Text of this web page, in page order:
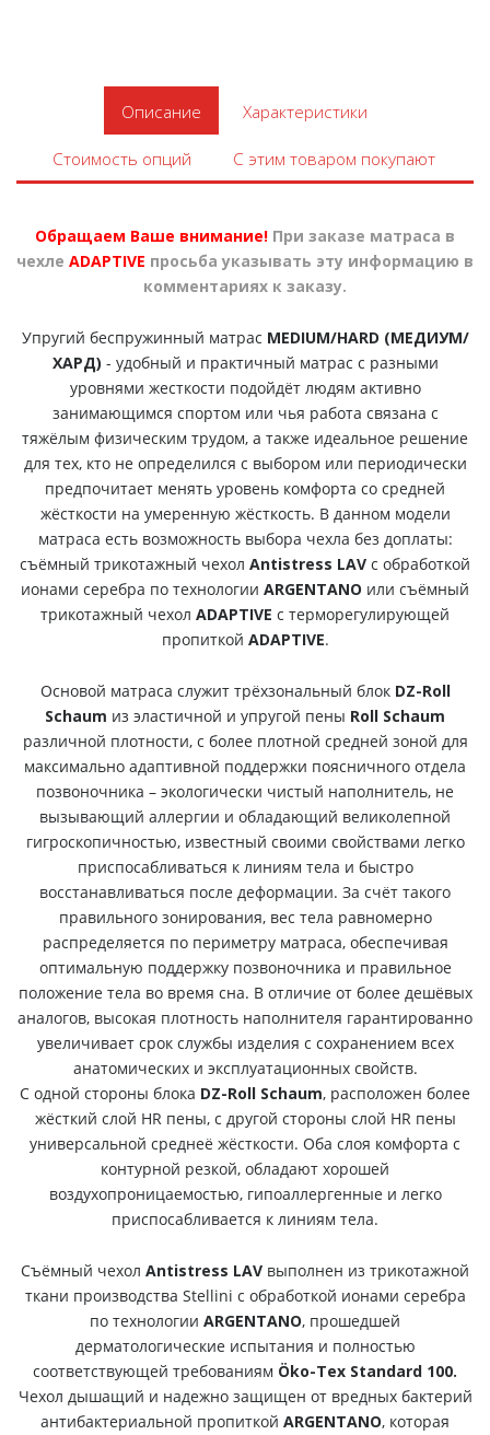
Описание Характеристики
Стоимость опций С этим товаром покупают
Обращаем Ваше внимание! При заказе матраса в
чехле ADAPTIVE просьба указывать эту информацию в
комментариях к заказу.
Упругий беспружинный матрас MEDIUM/HARD (МЕДИУМ/
ХАРД) - удобный и практичный матрас с разными
уровнями жесткости подойдёт людям активно
занимающимся спортом или чья работа связана с
тяжёлым физическим трудом, а также идеальное решение
для тех, кто не определился с выбором или периодически
предпочитает менять уровень комфорта со средней
жёсткости на умеренную жёсткость. В данном модели
матраса есть возможность выбора чехла без доплаты:
съёмный трикотажный чехол Antistress LAV с обработкой
ионами серебра по технологии ARGENTANO или съёмный
трикотажный чехол ADAPTIVE с терморегулирующей
пропиткой ADAPTIVE.
Основой матраса служит трёхзональный блок DZ-Roll
Schaum из эластичной и упругой пены Roll Sсhaum
различной плотности, с более плотной средней зоной для
максимально адаптивной поддержки поясничного отдела
позвоночника – экологически чистый наполнитель, не
вызывающий аллергии и обладающий великолепной
гигроскопичностью, известный своими свойствами легко
приспосабливаться к линиям тела и быстро
восстанавливаться после деформации. За счёт такого
правильного зонирования, вес тела равномерно
распределяется по периметру матраса, обеспечивая
оптимальную поддержку позвоночника и правильное
положение тела во время сна. В отличие от более дешёвых
аналогов, высокая плотность наполнителя гарантированно
увеличивает срок службы изделия с сохранением всех
анатомических и эксплуатационных свойств.
С одной стороны блока DZ-Roll Schaum, расположен более
жёсткий слой HR пены, с другой стороны слой HR пены
универсальной среднеё жёсткости. Оба слоя комфорта c
контурной резкой, обладают хорошей
воздухопроницаемостью, гипоаллергенные и легко
приспосабливается к линиям тела.
Съёмный чехол Antistress LAV выполнен из трикотажной
ткани производства Stellini с обработкой ионами серебра
по технологии ARGENTANO, прошедшей
дерматологические испытания и полностью
соответствующей требованиям Öko-Tex Standard 100.
Чехол дышащий и надежно защищен от вредных бактерий
антибактериальной пропиткой ARGENTANO, которая